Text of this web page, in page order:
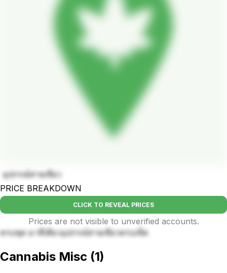
อุปกรณ์สายเขียว
PRICE BREAKDOWN
CLICK TO REVEAL PRICES
Prices are not visible to unverified accounts.
ครบชุด มาที่เดียวอุปกรณ์สายเขียวครบเซ็ต
Cannabis Misc (1)